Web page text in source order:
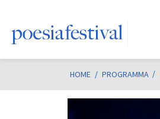
HOME / PROGRAMMA